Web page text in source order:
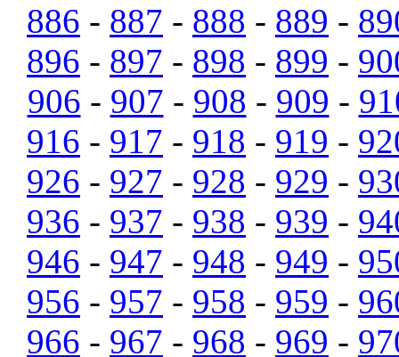
886 - 887 - 888 - 889 -
896 - 897 - 898 - 899 -
906 - 907 - 908 - 909 -
916 - 917 - 918 - 919 -
926 - 927 - 928 - 929 -
936 - 937 - 938 - 939 -
946 - 947 - 948 - 949 -
956 - 957 - 958 - 959 -
966 - 967 - 968 - 969 -